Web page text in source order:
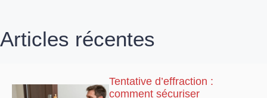
Articles récentes
Tentative d’effraction :
comment sécuriser